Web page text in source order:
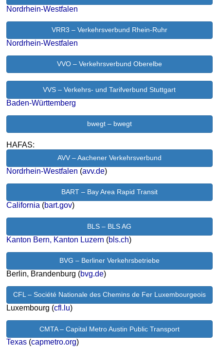
Nordrhein-Westfalen
VRR3 – Verkehrsverbund Rhein-Ruhr
Nordrhein-Westfalen
VVO – Verkehrsverbund Oberelbe
VVS – Verkehrs- und Tarifverbund Stuttgart
Baden-Württemberg
bwegt – bwegt
HAFAS:
AVV – Aachener Verkehrsverbund
Nordrhein-Westfalen (avv.de)
BART – Bay Area Rapid Transit
California (bart.gov)
BLS – BLS AG
Kanton Bern, Kanton Luzern (bls.ch)
BVG – Berliner Verkehrsbetriebe
Berlin, Brandenburg (bvg.de)
CFL – Société Nationale des Chemins de Fer Luxembourgeois
Luxembourg (cfl.lu)
CMTA – Capital Metro Austin Public Transport
Texas (capmetro.org)